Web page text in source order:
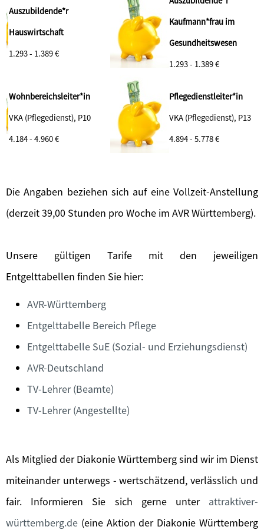
Auszubildende*r
Hauswirtschaft
1.293 - 1.389 €
Kaufmann*frau im
Gesundheitswesen
1.293 - 1.389 €
Wohnbereichsleiter*in
VKA (Pflegedienst), P10
4.184 - 4.960 €
Pflegedienstleiter*in
VKA (Pflegedienst), P13
4.894 - 5.778 €
Die Angaben beziehen sich auf eine Vollzeit-Anstellung
(derzeit 39,00 Stunden pro Woche im AVR Württemberg).
Unsere gültigen Tarife mit den jeweiligen
Entgelttabellen finden Sie hier:
AVR-Württemberg
Entgelttabelle Bereich Pflege
Entgelttabelle SuE (Sozial- und Erziehungsdienst)
AVR-Deutschland
TV-Lehrer (Beamte)
TV-Lehrer (Angestellte)
Als Mitglied der Diakonie Württemberg sind wir im Dienst
miteinander unterwegs - wertschätzend, verlässlich und
fair. Informieren Sie sich gerne unter attraktiver-
württemberg.de (eine Aktion der Diakonie Württemberg